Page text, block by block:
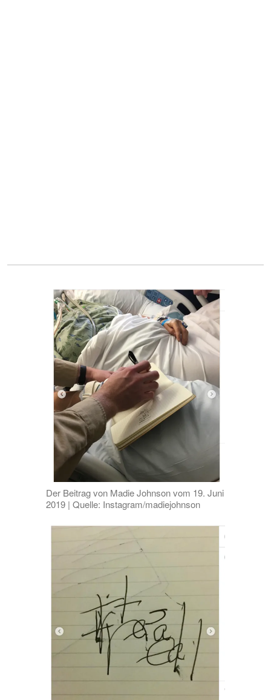
Der Beitrag von Madie Johnson vom 19. Juni
2019 | Quelle: Instagram/madiejohnson